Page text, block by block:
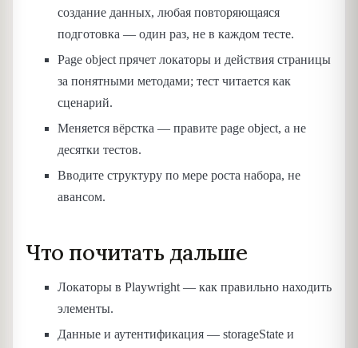
создание данных, любая повторяющаяся
подготовка — один раз, не в каждом тесте.
Page object прячет локаторы и действия страницы
за понятными методами; тест читается как
сценарий.
Меняется вёрстка — правите page object, а не
десятки тестов.
Вводите структуру по мере роста набора, не
авансом.
Что почитать дальше
Локаторы в Playwright — как правильно находить
элементы.
Данные и аутентификация — storageState и